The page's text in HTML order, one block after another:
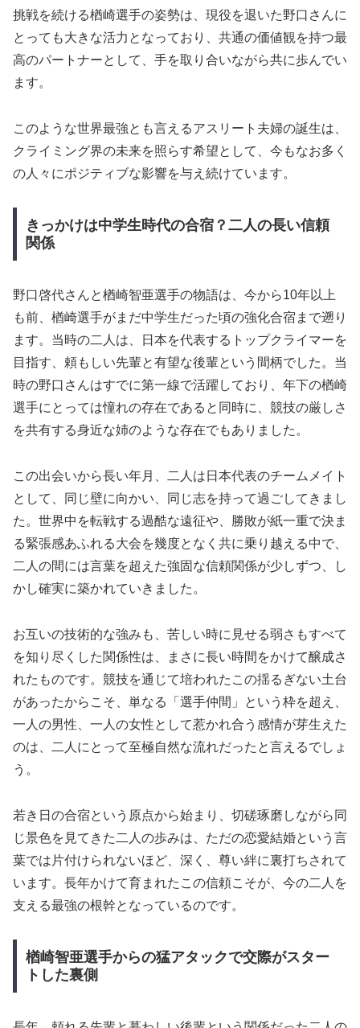
挑戦を続ける楢崎選手の姿勢は、現役を退いた野口さんに
とっても大きな活力となっており、共通の価値観を持つ最
高のパートナーとして、手を取り合いながら共に歩んでい
ます。
このような世界最強とも言えるアスリート夫婦の誕生は、
クライミング界の未来を照らす希望として、今もなお多く
の人々にポジティブな影響を与え続けています。
きっかけは中学生時代の合宿？二人の長い信頼
関係
野口啓代さんと楢崎智亜選手の物語は、今から10年以上
も前、楢崎選手がまだ中学生だった頃の強化合宿まで遡り
ます。当時の二人は、日本を代表するトップクライマーを
目指す、頼もしい先輩と有望な後輩という間柄でした。当
時の野口さんはすでに第一線で活躍しており、年下の楢崎
選手にとっては憧れの存在であると同時に、競技の厳しさ
を共有する身近な姉のような存在でもありました。
この出会いから長い年月、二人は日本代表のチームメイト
として、同じ壁に向かい、同じ志を持って過ごしてきまし
た。世界中を転戦する過酷な遠征や、勝敗が紙一重で決ま
る緊張感あふれる大会を幾度となく共に乗り越える中で、
二人の間には言葉を超えた強固な信頼関係が少しずつ、し
かし確実に築かれていきました。
お互いの技術的な強みも、苦しい時に見せる弱さもすべて
を知り尽くした関係性は、まさに長い時間をかけて醸成さ
れたものです。競技を通じて培われたこの揺るぎない土台
があったからこそ、単なる「選手仲間」という枠を超え、
一人の男性、一人の女性として惹かれ合う感情が芽生えた
のは、二人にとって至極自然な流れだったと言えるでしょ
う。
若き日の合宿という原点から始まり、切磋琢磨しながら同
じ景色を見てきた二人の歩みは、ただの恋愛結婚という言
葉では片付けられないほど、深く、尊い絆に裏打ちされて
います。長年かけて育まれたこの信頼こそが、今の二人を
支える最強の根幹となっているのです。
楢崎智亜選手からの猛アタックで交際がスター
トした裏側